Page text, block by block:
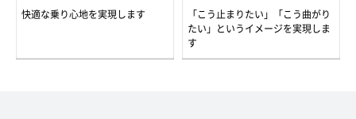
快適な乗り心地を実現します
「こう止まりたい」「こう曲がり
たい」というイメージを実現しま
す